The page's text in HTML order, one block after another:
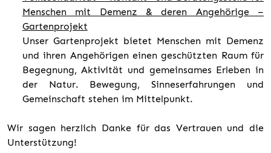
Menschen mit Demenz & deren Angehörige –
Gartenprojekt
Unser Gartenprojekt bietet Menschen mit Demenz
und ihren Angehörigen einen geschützten Raum für
Begegnung, Aktivität und gemeinsames Erleben in
der Natur. Bewegung, Sinneserfahrungen und
Gemeinschaft stehen im Mittelpunkt.
Wir sagen herzlich Danke für das Vertrauen und die
Unterstützung!